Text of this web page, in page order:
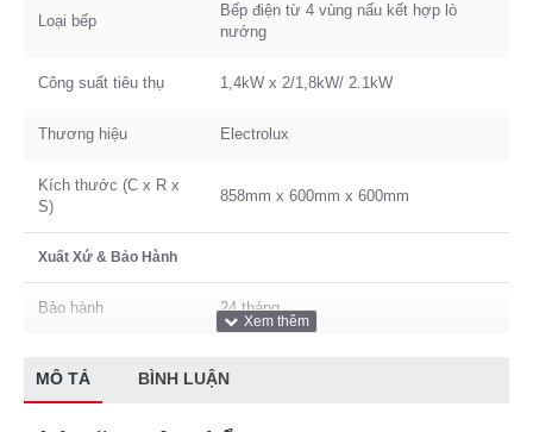
Loại bếp
Bếp điện từ 4 vùng nấu kết hợp lò
nướng
Công suất tiêu thụ 1,4kW x 2/1,8kW/ 2.1kW
Thương hiệu Electrolux
Kích thước (C x R x
S)
858mm x 600mm x 600mm
Xuất Xứ & Bảo Hành
Bảo hành 24 tháng
MÔ TẢ BÌNH LUẬN